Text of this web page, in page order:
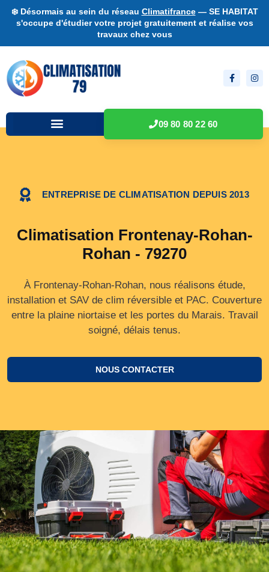
❄️ Désormais au sein du réseau Climatifrance— SE HABITAT
s'occupe d'étudier votre projet gratuitement et réalise vos
travaux chez vous
09 80 80 22 60
ENTREPRISE DE CLIMATISATION DEPUIS 2013
Climatisation Frontenay-Rohan-
Rohan - 79270
À Frontenay-Rohan-Rohan, nous réalisons étude,
installation et SAV de clim réversible et PAC. Couverture
entre la plaine niortaise et les portes du Marais. Travail
soigné, délais tenus.
NOUS CONTACTER